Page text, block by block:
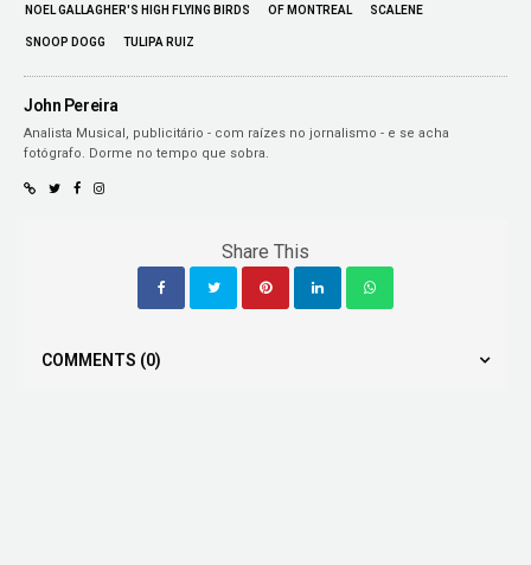
NOEL GALLAGHER'S HIGH FLYING BIRDS OF MONTREAL SCALENE
SNOOP DOGG TULIPA RUIZ
John Pereira
Analista Musical, publicitário - com raízes no jornalismo - e se acha
fotógrafo. Dorme no tempo que sobra.
Share This
COMMENTS (0)